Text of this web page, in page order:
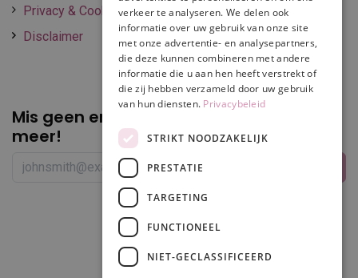
Privacy & Cookie policy
Disclaimer
Mis geen enkele
promotie of korting
meer!
verkeer te analyseren. We delen ook
informatie over uw gebruik van onze site
met onze advertentie- en analysepartners,
die deze kunnen combineren met andere
informatie die u aan hen heeft verstrekt of
die zij hebben verzameld door uw gebruik
van hun diensten. Privacybeleid
STRIKT NOODZAKELIJK
PRESTATIE
TARGETING
FUNCTIONEEL
NIET-GECLASSIFICEERD